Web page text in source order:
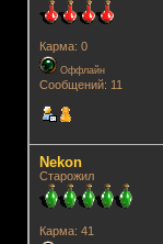
Карма: 0
Оффлайн
Сообщений: 11
Nekon
Старожил
Карма: 41